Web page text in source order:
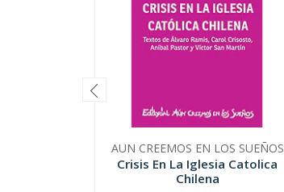
AUN CREEMOS EN LOS SUEÑOS
Crisis En La Iglesia Catolica
Chilena